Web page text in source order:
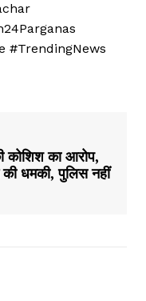
#TrendingNews
का आरोप,
की धमकी, पुलिस नहीं